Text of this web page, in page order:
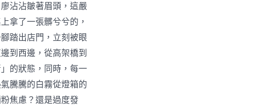
沾沾皺著眉頭，這嚴
拿了一張髒兮兮的，
踏出店門，立刻被眼
到西邊，從高架橋到
的狀態，同時，每一
騰騰的白霧從燈箱的
焦慮？還是過度發